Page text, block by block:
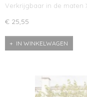
Verkrijgbaar in de maten
€ 25,55
IN WINKELWAGEN